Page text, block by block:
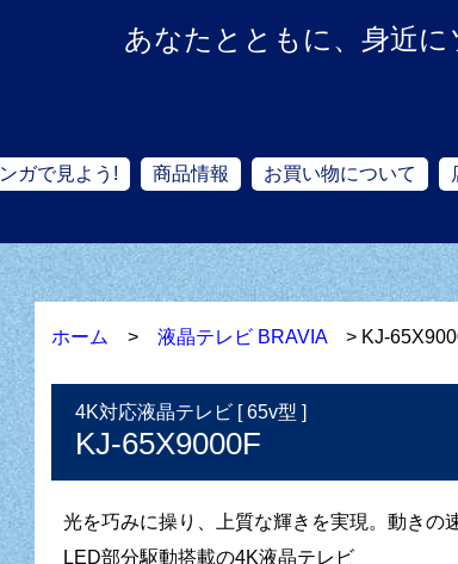
あなたとともに、身近
ガで見よう! 商品情報 お買い物について
ホーム >液晶テレビ BRAVIA> KJ-
4K対応液晶テレビ [ 65v型 ]
KJ-65X9000F
光を巧みに操り、上質な輝きを実現。動きの
LED部分駆動搭載の4K液晶テレビ